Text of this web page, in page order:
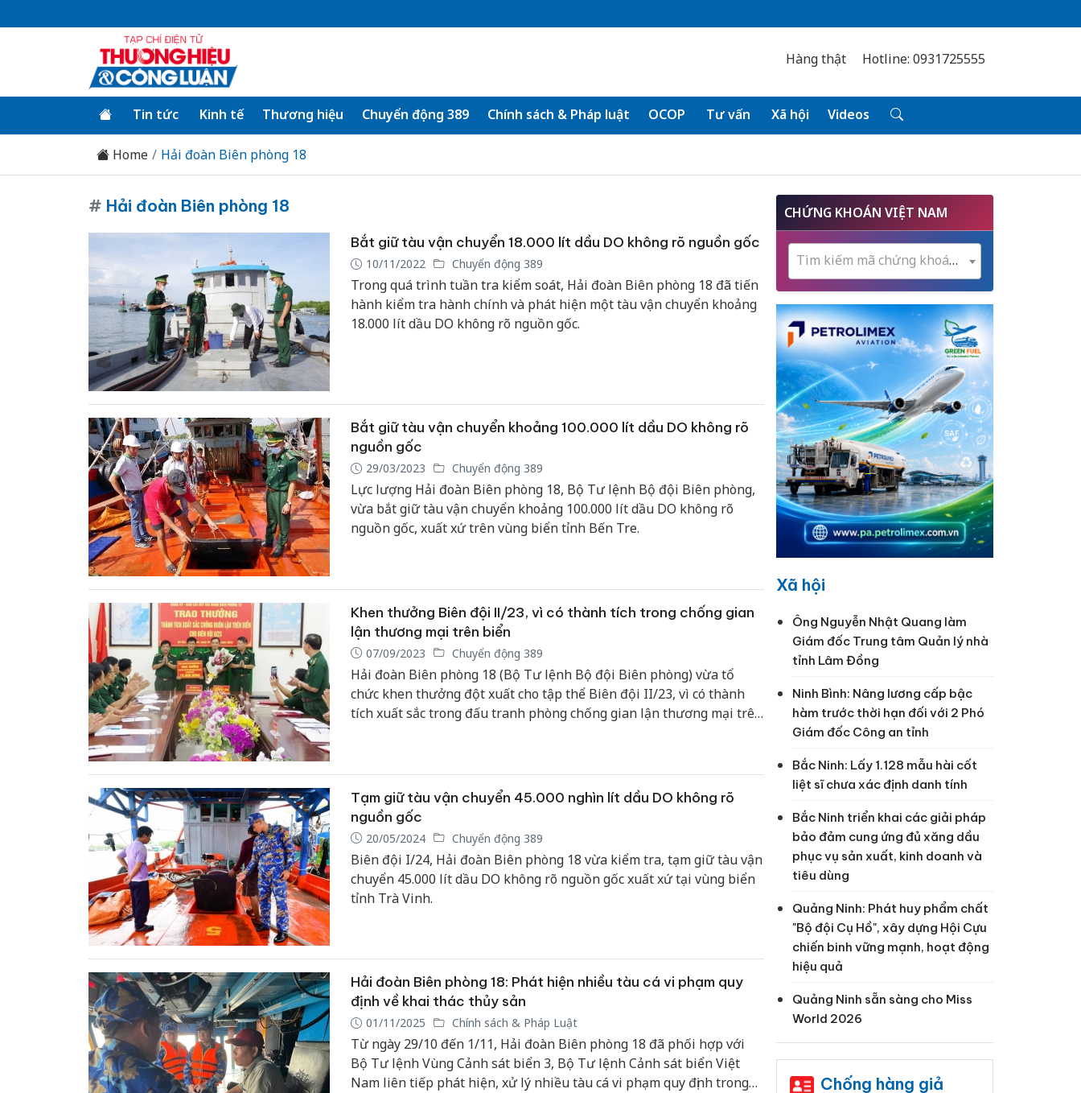
Hàng thật Hotline: 0931725555
Tin tức Kinh tế Thương hiệu Chuyển động 389 Chính sách & Pháp luật OCOP Tư vấn Xã hội Videos
Home Hải đoàn Biên phòng 18
# Hải đoàn Biên phòng 18
Bắt giữ tàu vận chuyển 18.000 lít dầu DO không rõ nguồn gốc
10/11/2022 Chuyển động 389
Trong quá trình tuần tra kiểm soát, Hải đoàn Biên phòng 18 đã tiến
hành kiểm tra hành chính và phát hiện một tàu vận chuyển khoảng
18.000 lít dầu DO không rõ nguồn gốc.
Bắt giữ tàu vận chuyển khoảng 100.000 lít dầu DO không rõ
nguồn gốc
29/03/2023 Chuyển động 389
Lực lượng Hải đoàn Biên phòng 18, Bộ Tư lệnh Bộ đội Biên phòng,
vừa bắt giữ tàu vận chuyển khoảng 100.000 lít dầu DO không rõ
nguồn gốc, xuất xứ trên vùng biển tỉnh Bến Tre.
Khen thưởng Biên đội II/23, vì có thành tích trong chống gian
lận thương mại trên biển
07/09/2023 Chuyển động 389
Hải đoàn Biên phòng 18 (Bộ Tư lệnh Bộ đội Biên phòng) vừa tổ
chức khen thưởng đột xuất cho tập thể Biên đội II/23, vì có thành
tích xuất sắc trong đấu tranh phòng chống gian lận thương mại trên
Tạm giữ tàu vận chuyển 45.000 nghìn lít dầu DO không rõ
nguồn gốc
20/05/2024 Chuyển động 389
Biên đội I/24, Hải đoàn Biên phòng 18 vừa kiểm tra, tạm giữ tàu vận
chuyển 45.000 lít dầu DO không rõ nguồn gốc xuất xứ tại vùng biển
tỉnh Trà Vinh.
Hải đoàn Biên phòng 18: Phát hiện nhiều tàu cá vi phạm quy
định về khai thác thủy sản
01/11/2025 Chính sách & Pháp Luật
Từ ngày 29/10 đến 1/11, Hải đoàn Biên phòng 18 đã phối hợp với
Bộ Tư lệnh Vùng Cảnh sát biển 3, Bộ Tư lệnh Cảnh sát biển Việt
Nam liên tiếp phát hiện, xử lý nhiều tàu cá vi phạm quy định trong
CHỨNG KHOÁN VIỆT NAM
Tìm kiếm mã chứng khoán...
Xã hội
Ông Nguyễn Nhật Quang làm
Giám đốc Trung tâm Quản lý nhà
tỉnh Lâm Đồng
Ninh Bình: Nâng lương cấp bậc
hàm trước thời hạn đối với 2 Phó
Giám đốc Công an tỉnh
Bắc Ninh: Lấy 1.128 mẫu hài cốt
liệt sĩ chưa xác định danh tính
Bắc Ninh triển khai các giải pháp
bảo đảm cung ứng đủ xăng dầu
phục vụ sản xuất, kinh doanh và
tiêu dùng
Quảng Ninh: Phát huy phẩm chất
"Bộ đội Cụ Hồ", xây dựng Hội Cựu
chiến binh vững mạnh, hoạt động
hiệu quả
Quảng Ninh sẵn sàng cho Miss
World 2026
Chống hàng giả